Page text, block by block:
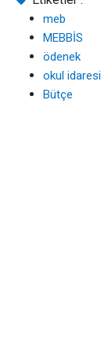
meb
MEBBİS
ödenek
okul idaresi
Bütçe